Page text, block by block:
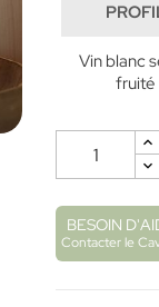
Vin blanc
fruité
BESOIN
Contacter le